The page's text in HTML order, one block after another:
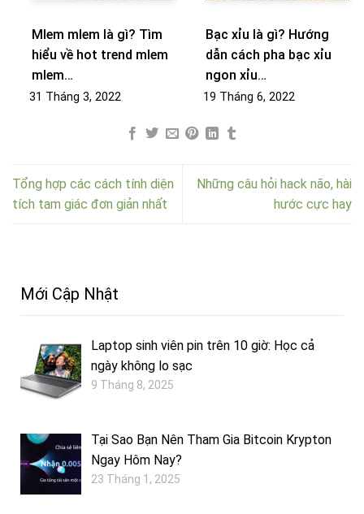
Mlem mlem là gì? Tìm
hiểu về hot trend mlem
mlem…
31 Tháng 3, 2022
Bạc xỉu là gì? Hướng
dẫn cách pha bạc xỉu
ngon xỉu…
19 Tháng 6, 2022
Tổng hợp các cách tính diện
tích tam giác đơn giản nhất
Những câu hỏi hack não, hài
hước cực hay
Mới Cập Nhật
Laptop sinh viên pin trên 10 giờ: Học cả
ngày không lo sạc
9 Tháng 8, 2025
Tại Sao Bạn Nên Tham Gia Bitcoin Krypton
Ngay Hôm Nay?
23 Tháng 1, 2025